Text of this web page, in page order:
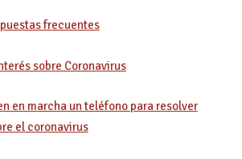
frecuentes
sobre Coronavirus
en marcha un teléfono para resolver
el coronavirus